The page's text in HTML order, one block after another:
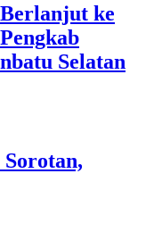
ke
Selatan